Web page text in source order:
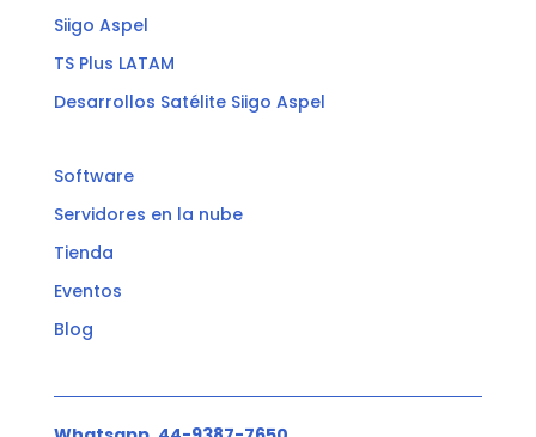
Siigo Aspel
TS Plus LATAM
Desarrollos Satélite Siigo Aspel
Software
Servidores en la nube
Tienda
Eventos
Blog